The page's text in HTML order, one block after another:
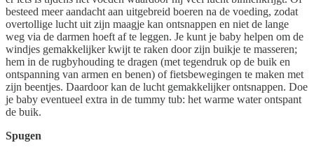
besteed meer aandacht aan uitgebreid boeren na de voeding, zodat
overtollige lucht uit zijn maagje kan ontsnappen en niet de lange
weg via de darmen hoeft af te leggen. Je kunt je baby helpen om de
windjes gemakkelijker kwijt te raken door zijn buikje te masseren;
hem in de rugbyhouding te dragen (met tegendruk op de buik en
ontspanning van armen en benen) of fietsbewegingen te maken met
zijn beentjes. Daardoor kan de lucht gemakkelijker ontsnappen. Doe
je baby eventueel extra in de tummy tub: het warme water ontspant
de buik.
Spugen